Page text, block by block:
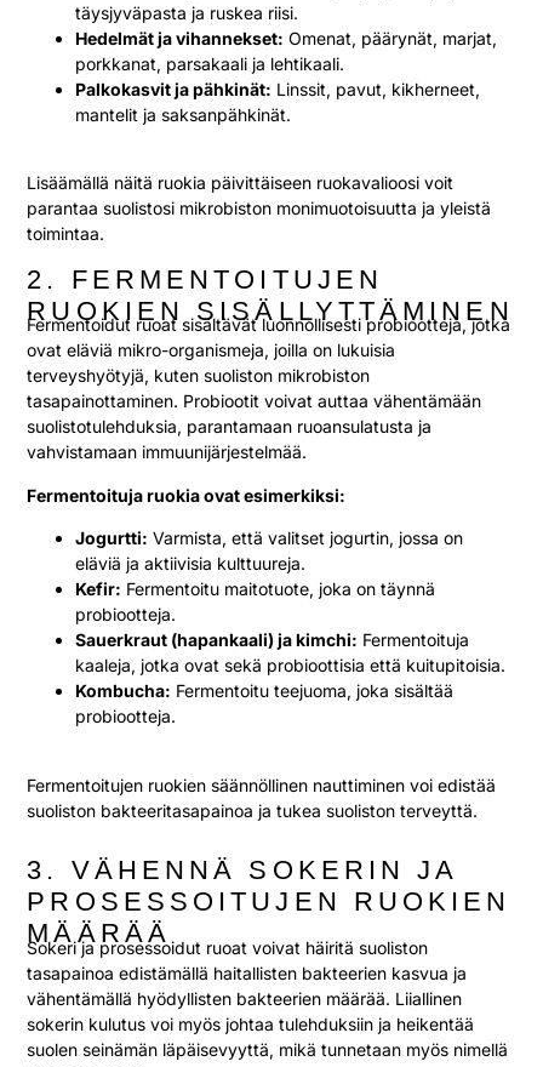
täysjyväpasta ja ruskea riisi.
Hedelmät ja vihannekset: Omenat, päärynät, marjat,
porkkanat, parsakaali ja lehtikaali.
Palkokasvit ja pähkinät: Linssit, pavut, kikherneet,
mantelit ja saksanpähkinät.
Lisäämällä näitä ruokia päivittäiseen ruokavalioosi voit
parantaa suolistosi mikrobiston monimuotoisuutta ja yleistä
toimintaa.
2. FERMENTOITUJEN
RUOKIEN SISÄLLYTTÄMINEN
Fermentoidut ruoat sisältävät luonnollisesti probiootteja, jotka
ovat eläviä mikro-organismeja, joilla on lukuisia
terveyshyötyjä, kuten suoliston mikrobiston
tasapainottaminen. Probiootit voivat auttaa vähentämään
suolistotulehduksia, parantamaan ruoansulatusta ja
vahvistamaan immuunijärjestelmää.
Fermentoituja ruokia ovat esimerkiksi:
Jogurtti: Varmista, että valitset jogurtin, jossa on
eläviä ja aktiivisia kulttuureja.
Kefir: Fermentoitu maitotuote, joka on täynnä
probiootteja.
Sauerkraut (hapankaali) ja kimchi: Fermentoituja
kaaleja, jotka ovat sekä probioottisia että kuitupitoisia.
Kombucha: Fermentoitu teejuoma, joka sisältää
probiootteja.
Fermentoitujen ruokien säännöllinen nauttiminen voi edistää
suoliston bakteeritasapainoa ja tukea suoliston terveyttä.
3. VÄHENNÄ SOKERIN JA
PROSESSOITUJEN RUOKIEN
MÄÄRÄÄ
Sokeri ja prosessoidut ruoat voivat häiritä suoliston
tasapainoa edistämällä haitallisten bakteerien kasvua ja
vähentämällä hyödyllisten bakteerien määrää. Liiallinen
sokerin kulutus voi myös johtaa tulehduksiin ja heikentää
suolen seinämän läpäisevyyttä, mikä tunnetaan myös nimellä